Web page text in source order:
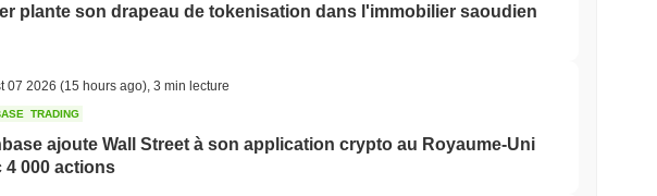
plante son drapeau de tokenisation dans l'immobilier saoudien
07 2026 (15 hours ago) 3 min lecture
TRADING
ajoute Wall Street à son application crypto au Royaume-Uni
4 000 actions